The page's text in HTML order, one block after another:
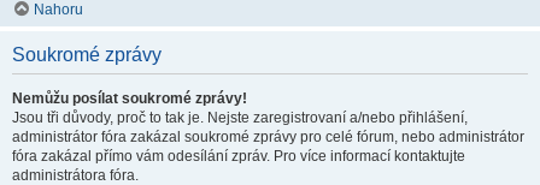
Nahoru
Soukromé zprávy
Nemůžu posílat soukromé zprávy!
Jsou tři důvody, proč to tak je. Nejste zaregistrovaní a/nebo přihlášení,
administrátor fóra zakázal soukromé zprávy pro celé fórum, nebo administrátor
fóra zakázal přímo vám odesílání zpráv. Pro více informací kontaktujte
administrátora fóra.